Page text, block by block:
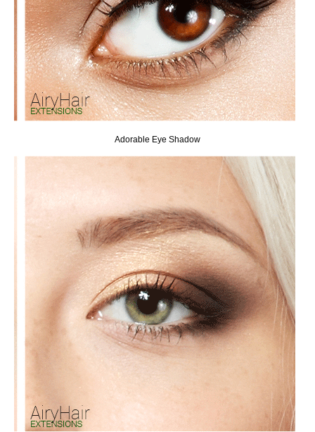
Adorable Eye Shadow